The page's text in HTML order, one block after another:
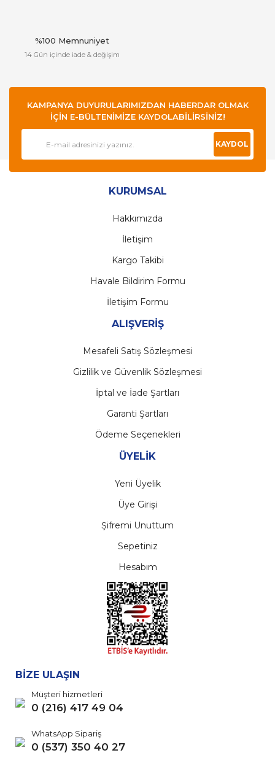
%100 Memnuniyet
14 Gün içinde iade & değişim
KAMPANYA DUYURULARIMIZDAN HABERDAR OLMAK
İÇİN E-BÜLTENİMİZE KAYDOLABİLİRSİNİZ!
KAYDOL
KURUMSAL
Hakkımızda
İletişim
Kargo Takibi
Havale Bildirim Formu
İletişim Formu
ALIŞVERİŞ
Mesafeli Satış Sözleşmesi
Gizlilik ve Güvenlik Sözleşmesi
İptal ve İade Şartları
Garanti Şartları
Ödeme Seçenekleri
ÜYELİK
Yeni Üyelik
Üye Girişi
Şifremi Unuttum
Sepetiniz
Hesabım
BİZE ULAŞIN
Müşteri hizmetleri
0 (216) 417 49 04
WhatsApp Sipariş
0 (537) 350 40 27